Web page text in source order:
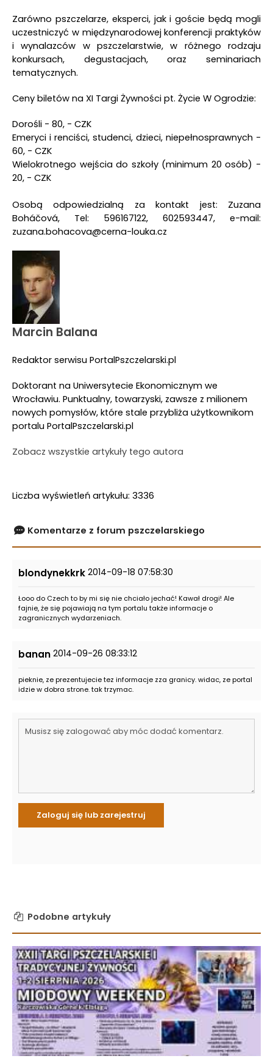
Zarówno pszczelarze, eksperci, jak i goście będą mogli
uczestniczyć w międzynarodowej konferencji praktyków
i wynalazców w pszczelarstwie, w różnego rodzaju
konkursach, degustacjach, oraz seminariach
tematycznych.
Ceny biletów na XI Targi Żywności pt. Życie W Ogrodzie:
Dorośli - 80, - CZK
Emeryci i renciści, studenci, dzieci, niepełnosprawnych -
60, - CZK
Wielokrotnego wejścia do szkoły (minimum 20 osób) -
20, - CZK
Osobą odpowiedzialną za kontakt jest: Zuzana
Boháčová, Tel: 596167122, 602593447, e-mail:
zuzana.bohacova@cerna-louka.cz
Marcin Balana
Redaktor serwisu PortalPszczelarski.pl
Doktorant na Uniwersytecie Ekonomicznym we
Wrocławiu. Punktualny, towarzyski, zawsze z milionem
nowych pomysłów, które stale przybliża użytkownikom
portalu PortalPszczelarski.pl
Zobacz wszystkie artykuły tego autora
Liczba wyświetleń artykułu: 3336
Komentarze z forum pszczelarskiego
blondynekkrk 2014-09-18 07:58:30
Łooo do Czech to by mi się nie chciało jechać! Kawał drogi! Ale
fajnie, że się pojawiają na tym portalu także informacje o
zagranicznych wydarzeniach.
banan 2014-09-26 08:33:12
pieknie, ze prezentujecie tez informacje zza granicy. widac, ze portal
idzie w dobra strone. tak trzymac.
Podobne artykuły